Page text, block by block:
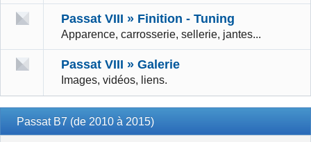
Passat VIII » Finition - Tuning
Apparence, carrosserie, sellerie, jantes...
Passat VIII » Galerie
Images, vidéos, liens.
Passat B7 (de 2010 à 2015)